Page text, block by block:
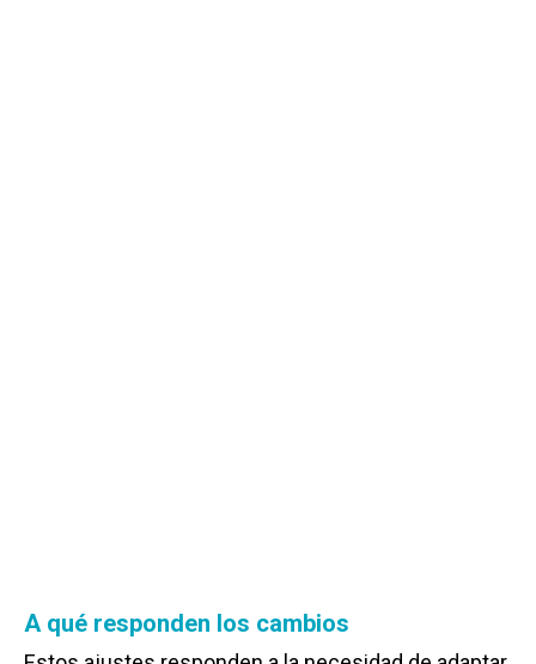
A qué responden los cambios